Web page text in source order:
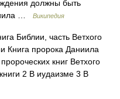
должны быть
…
Википедия
Библии, часть Ветхого
Книга пророка Даниила
книг Ветхого
2 В иудаизме 3 В